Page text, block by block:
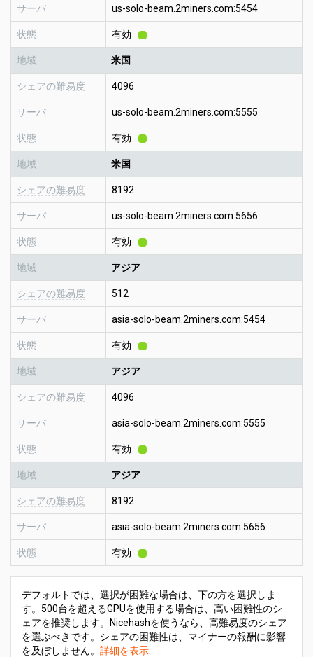
サーバ us-solo-beam.2miners.com:5454
状態 有効
地域 米国
シェアの難易度 4096
サーバ us-solo-beam.2miners.com:5555
状態 有効
地域 米国
シェアの難易度 8192
サーバ us-solo-beam.2miners.com:5656
状態 有効
地域 アジア
シェアの難易度 512
サーバ asia-solo-beam.2miners.com:5454
状態 有効
地域 アジア
シェアの難易度 4096
サーバ asia-solo-beam.2miners.com:5555
状態 有効
地域 アジア
シェアの難易度 8192
サーバ asia-solo-beam.2miners.com:5656
状態 有効
デフォルトでは、選択が困難な場合は、下の方を選択しま
す。500台を超えるGPUを使用する場合は、高い困難性のシ
ェアを推奨します。Nicehashを使うなら、高難易度のシェア
を選ぶべきです。シェアの困難性は、マイナーの報酬に影響
を及ぼしません。 詳細を表示